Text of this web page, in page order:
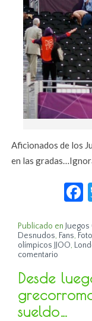
Aficionados de los
en las
Publicado en
Desnudos, Fans,
olímpicos JJOO,
comentario
Desde
sueldo…